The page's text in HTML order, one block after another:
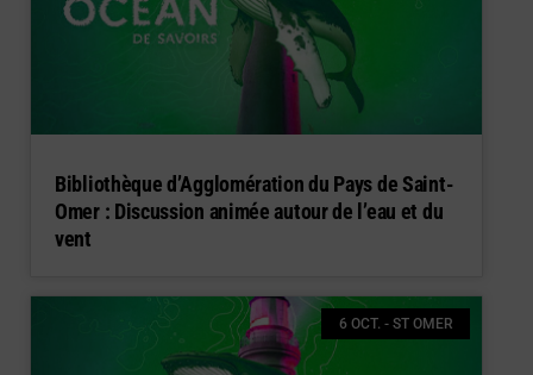
Bibliothèque d’Agglomération du Pays de Saint-
Omer : Discussion animée autour de l’eau et du
vent
6 OCT. - ST OMER